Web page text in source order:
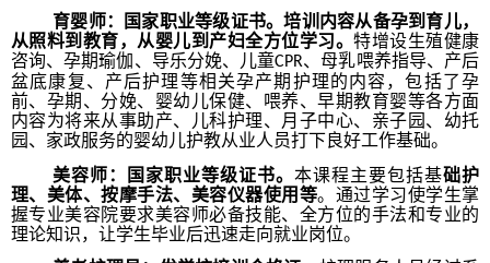
育婴师：国家职业等级证书。培训内容从备孕到育儿，
从照料到教育，从婴儿到产妇全方位学习。特增设生殖健康
咨询、孕期瑜伽、导乐分娩、儿童CPR、母乳喂养指导、产后
盆底康复、产后护理等相关孕产期护理的内容，包括了孕
前、孕期、分娩、婴幼儿保健、喂养、早期教育婴等各方面
内容为将来从事助产、儿科护理、月子中心、亲子园、幼托
园、家政服务的婴幼儿护教从业人员打下良好工作基础。
美容师：国家职业等级证书。 本课程主要包括基础护
理、美体、按摩手法、美容仪器使用等。通过学习使学生掌
握专业美容院要求美容师必备技能、全方位的手法和专业的
理论知识，让学生毕业后迅速走向就业岗位。